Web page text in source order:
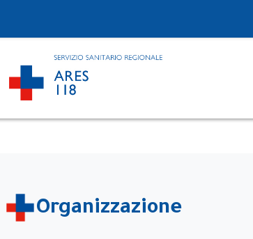
Organizzazione